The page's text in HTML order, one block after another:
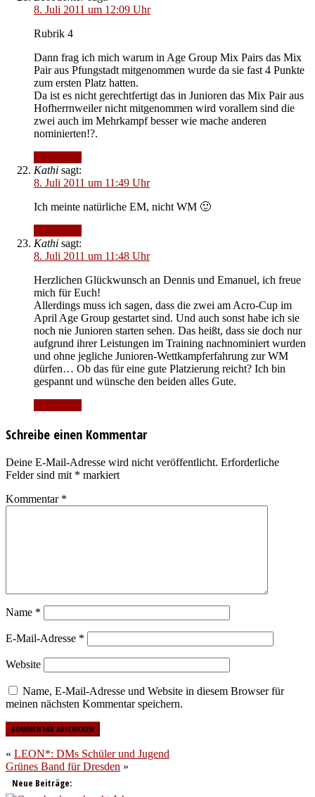
8. Juli 2011 um 12:09 Uhr
Rubrik 4
Dann frag ich mich warum in Age Group Mix Pairs das Mix
Pair aus Pfungstadt mitgenommen wurde da sie fast 4 Punkte
zum ersten Platz hatten.
Da ist es nicht gerechtfertigt das in Junioren das Mix Pair aus
Hofherrnweiler nicht mitgenommen wird vorallem sind die
zwei auch im Mehrkampf besser wie mache anderen
nominierten!?.
Kathi sagt:
8. Juli 2011 um 11:49 Uhr
Ich meinte natürliche EM, nicht WM 🙂
Kathi sagt:
8. Juli 2011 um 11:48 Uhr
Herzlichen Glückwunsch an Dennis und Emanuel, ich freue
mich für Euch!
Allerdings muss ich sagen, dass die zwei am Acro-Cup im
April Age Group gestartet sind. Und auch sonst habe ich sie
noch nie Junioren starten sehen. Das heißt, dass sie doch nur
aufgrund ihrer Leistungen im Training nachnominiert wurden
und ohne jegliche Junioren-Wettkampferfahrung zur WM
dürfen… Ob das für eine gute Platzierung reicht? Ich bin
gespannt und wünsche den beiden alles Gute.
Schreibe einen Kommentar
Deine E-Mail-Adresse wird nicht veröffentlicht. Erforderliche
Felder sind mit * markiert
Kommentar *
Name *
E-Mail-Adresse *
Website
Name, E-Mail-Adresse und Website in diesem Browser für
meinen nächsten Kommentar speichern.
« LEON*: DMs Schüler und Jugend
Grünes Band für Dresden »
Neue Beiträge: